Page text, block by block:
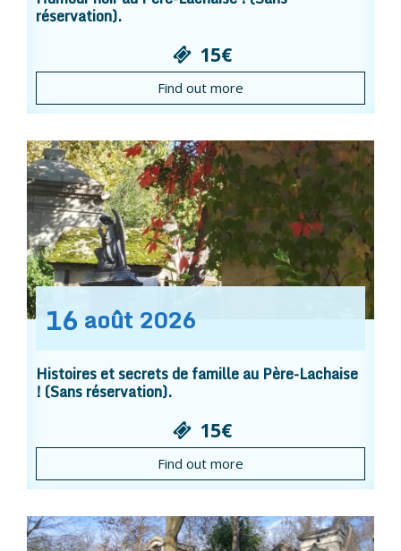
réservation).
15€
Find out more
16 août 2026
Histoires et secrets de famille au Père-Lachaise
! (Sans réservation).
15€
Find out more